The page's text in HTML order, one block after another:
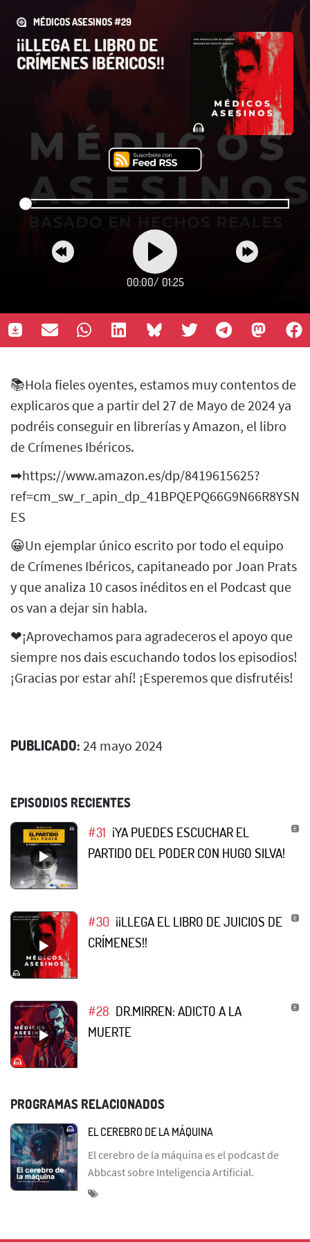
MÉDICOS ASESINOS #29
¡¡LLEGA EL LIBRO DE
CRÍMENES IBÉRICOS!!
00:00/ 01:25
📚Hola fieles oyentes, estamos muy contentos de
explicaros que a partir del 27 de Mayo de 2024 ya
podréis conseguir en librerías y Amazon, el libro
de Crímenes Ibéricos.
➡https://www.amazon.es/dp/8419615625?
ES
😀Un ejemplar único escrito por todo el equipo
de Crímenes Ibéricos, capitaneado por Joan Prats
y que analiza 10 casos inéditos en el Podcast que
os van a dejar sin habla.
❤¡Aprovechamos para agradeceros el apoyo que
siempre nos dais escuchando todos los episodios!
¡Gracias por estar ahí! ¡Esperemos que disfrutéis!
PUBLICADO: 24 mayo 2024
EPISODIOS RECIENTES
#31 ¡YA PUEDES ESCUCHAR EL
PARTIDO DEL PODER CON HUGO SILVA!
#30 ¡¡LLEGA EL LIBRO DE JUICIOS DE
CRÍMENES!!
#28 DR.MIRREN: ADICTO A LA
MUERTE
PROGRAMAS RELACIONADOS
EL CEREBRO DE LA MÁQUINA
El cerebro de la máquina es el podcast de
Abbcast sobre Inteligencia Artificial.